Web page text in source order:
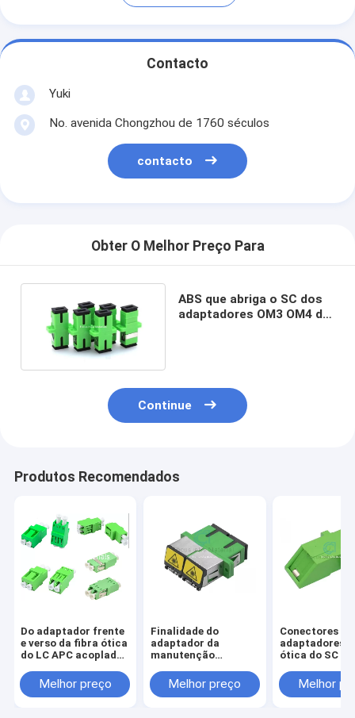
Contacto
Yuki
No. avenida Chongzhou de 1760 séculos
contacto
Obter O Melhor Preço Para
ABS que abriga o SC dos
adaptadores OM3 OM4 da
Continue
Produtos Recomendados
Do adaptador frente
e verso da fibra ótica
do LC APC acoplador
Melhor preço
Finalidade do
adaptador da
manutenção
SC APC do acoplador
da fibra do único
Melhor preço
Conectores
adaptadores
ótica do SC
Melhor